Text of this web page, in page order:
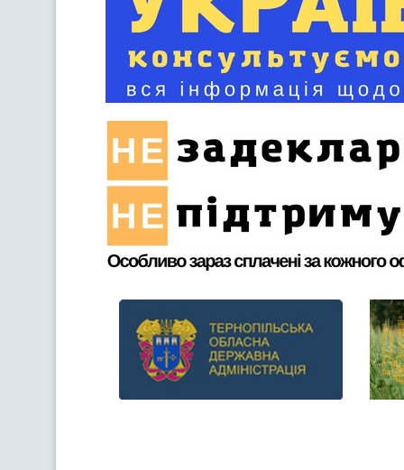
Previous